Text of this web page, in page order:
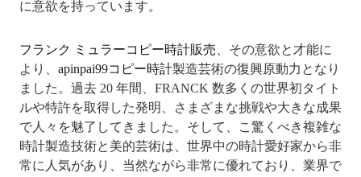
に意欲を持っています。
フランク ミュラーコピー時計販売 、その意欲と才能に
より、 apinpai99コピー時計製造芸術の復興原動力となり
ました。過去 20 年間、FRANCK 数多くの世界初タイト
ルや特許を取得した発明、さまざまな挑戦や大きな成果
で人々を魅了してきました。そして、こ驚くべき複雑な
時計製造技術と美的芸術は、世界中の時計愛好家から非
常に人気があり、当然ながら非常に優れており、業界で